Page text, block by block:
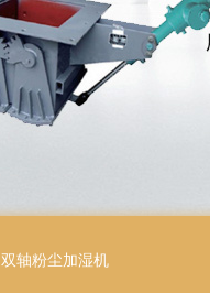
双轴粉尘加湿机